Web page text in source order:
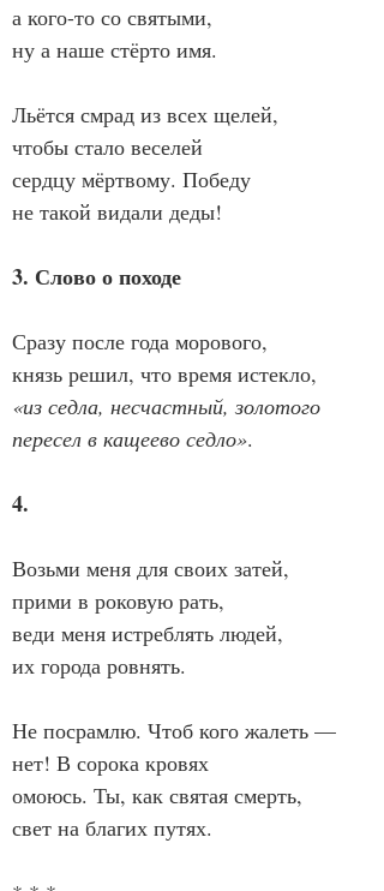
а кого-то со святыми,
ну а наше стёрто имя.
Льётся смрад из всех щелей,
чтобы стало веселей
сердцу мёртвому. Победу
не такой видали деды!
3. Слово о походе
Сразу после года морового,
князь решил, что время истекло,
«из седла, несчастный, золотого
пересел в кащеево седло».
4.
Возьми меня для своих затей,
прими в роковую рать,
веди меня истреблять людей,
их города ровнять.
Не посрамлю. Чтоб кого жалеть —
нет! В сорока кровях
омоюсь. Ты, как святая смерть,
свет на благих путях.